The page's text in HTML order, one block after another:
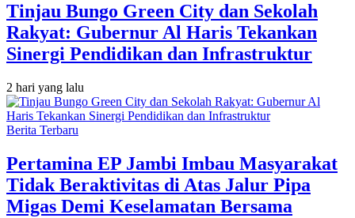
Tinjau Bungo Green City dan Sekolah
Rakyat: Gubernur Al Haris Tekankan
Sinergi Pendidikan dan Infrastruktur
2 hari yang lalu
Berita Terbaru
Pertamina EP Jambi Imbau Masyarakat
Tidak Beraktivitas di Atas Jalur Pipa
Migas Demi Keselamatan Bersama